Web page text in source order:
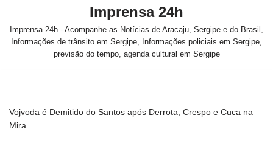
Imprensa 24h
Imprensa 24h - Acompanhe as Notícias de Aracaju, Sergipe e do Brasil,
Informações de trânsito em Sergipe, Informações policiais em Sergipe,
previsão do tempo, agenda cultural em Sergipe
Vojvoda é Demitido do Santos após Derrota; Crespo e Cuca na
Mira